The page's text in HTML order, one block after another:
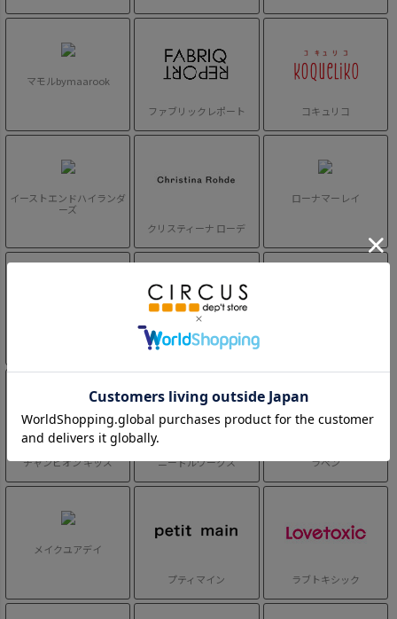
マモルbymaarook
ファブリックレポート コキュリコ
イーストエンドハイランダ
ーズ
クリスティーナ ローデ
ローナマーレイ
ニューエラキッズ
チャンピオン キッズ ニードルワークス ラペン
メイクユアデイ
プティマイン ラブトキシック